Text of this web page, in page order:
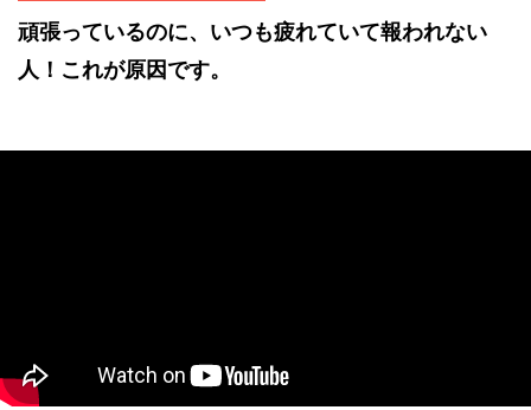
頑張っているのに、いつも疲れていて報われない
人！これが原因です。